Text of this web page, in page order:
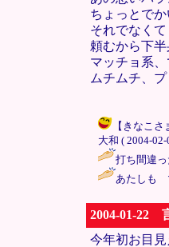
ちょっとで
それでなく
頼むから下半
マッチョ系
ムチムチ、
【きなこ
大和 ( 2004-
打ち間違
あたしも
2004-01-22
今年初お目